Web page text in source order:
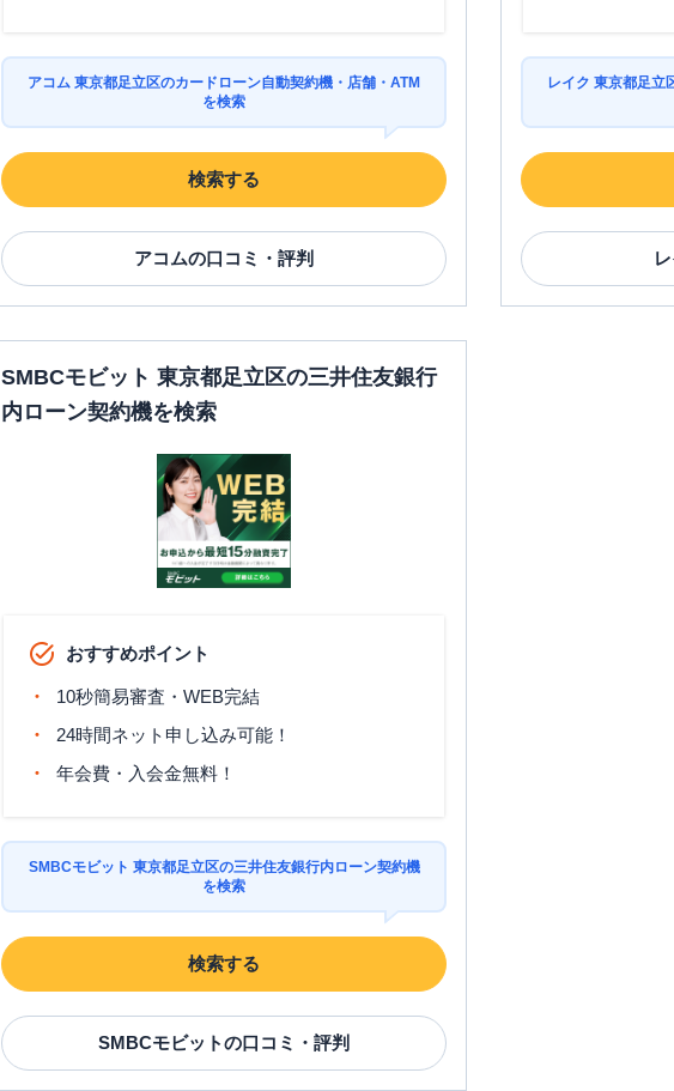
アコム 東京都足立区のカードローン自動契約機・店舗・ATM
を検索
検索する
アコムの口コミ・評判
レイク 東京都足立
SMBCモビット 東京都足立区の三井住友銀行
内ローン契約機を検索
おすすめポイント
10秒簡易審査・WEB完結
24時間ネット申し込み可能！
年会費・入会金無料！
SMBCモビット 東京都足立区の三井住友銀行内ローン契約機
を検索
検索する
SMBCモビットの口コミ・評判